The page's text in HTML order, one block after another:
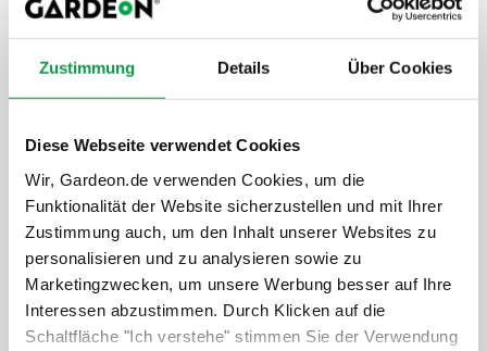
Zustimmung Details Über Cookies
Diese Webseite verwendet Cookies
Wir, Gardeon.de verwenden Cookies, um die
Funktionalität der Website sicherzustellen und mit Ihrer
Zustimmung auch, um den Inhalt unserer Websites zu
personalisieren und zu analysieren sowie zu
Marketingzwecken, um unsere Werbung besser auf Ihre
Interessen abzustimmen. Durch Klicken auf die
Schaltfläche "Ich verstehe" stimmen Sie der Verwendung
79,-€
Der Preis ist inkl. MwSt.
Auf Lager